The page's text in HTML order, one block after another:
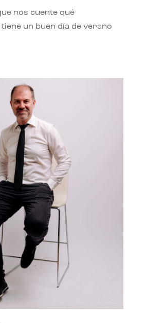
nos cuente qué
un buen día de verano